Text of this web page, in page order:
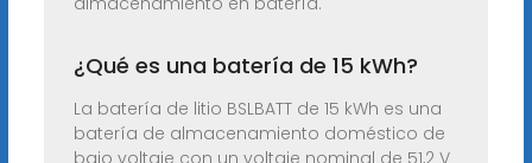
¿Qué es una batería de 15 kWh?
La batería de litio BSLBATT de 15 kWh es una
batería de almacenamiento doméstico de